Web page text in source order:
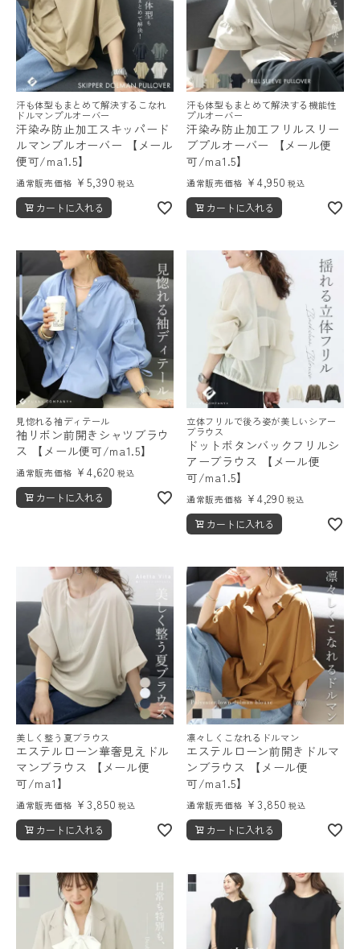
汗も体型もまとめて解決するこなれ
ドルマンプルオーバー
汗染み防止加工スキッパード
ルマンプルオーバー 【メール
便可/ma1.5】
通常販売価格 ¥ 5,390 税込
カートに入れる
汗も体型もまとめて解決する機能性
プルオーバー
汗染み防止加工フリルスリー
ブプルオーバー 【メール便
可/ma1.5】
通常販売価格 ¥ 4,950 税込
カートに入れる
見惚れる袖ディテール
袖リボン前開きシャツブラウ
ス 【メール便可/ma1.5】
通常販売価格 ¥ 4,620 税込
カートに入れる
立体フリルで後ろ姿が美しいシアー
ブラウス
ドットボタンバックフリルシ
アーブラウス 【メール便
可/ma1.5】
通常販売価格 ¥ 4,290 税込
カートに入れる
美しく整う夏ブラウス
エステルローン華奢見えドル
マンブラウス 【メール便
可/ma1】
通常販売価格 ¥ 3,850 税込
カートに入れる
凛々しくこなれるドルマン
エステルローン前開きドルマ
ンブラウス 【メール便
可/ma1.5】
通常販売価格 ¥ 3,850 税込
カートに入れる